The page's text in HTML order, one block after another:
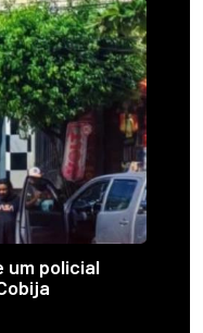
um policial